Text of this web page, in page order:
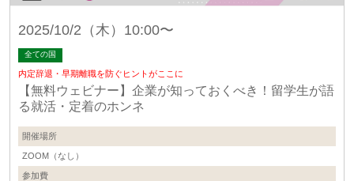
2025/10/2（木）10:00〜
全ての国
内定辞退・早期離職を防ぐヒントがここに
【無料ウェビナー】企業が知っておくべき！留学生が語
る就活・定着のホンネ
開催場所
ZOOM（なし）
参加費